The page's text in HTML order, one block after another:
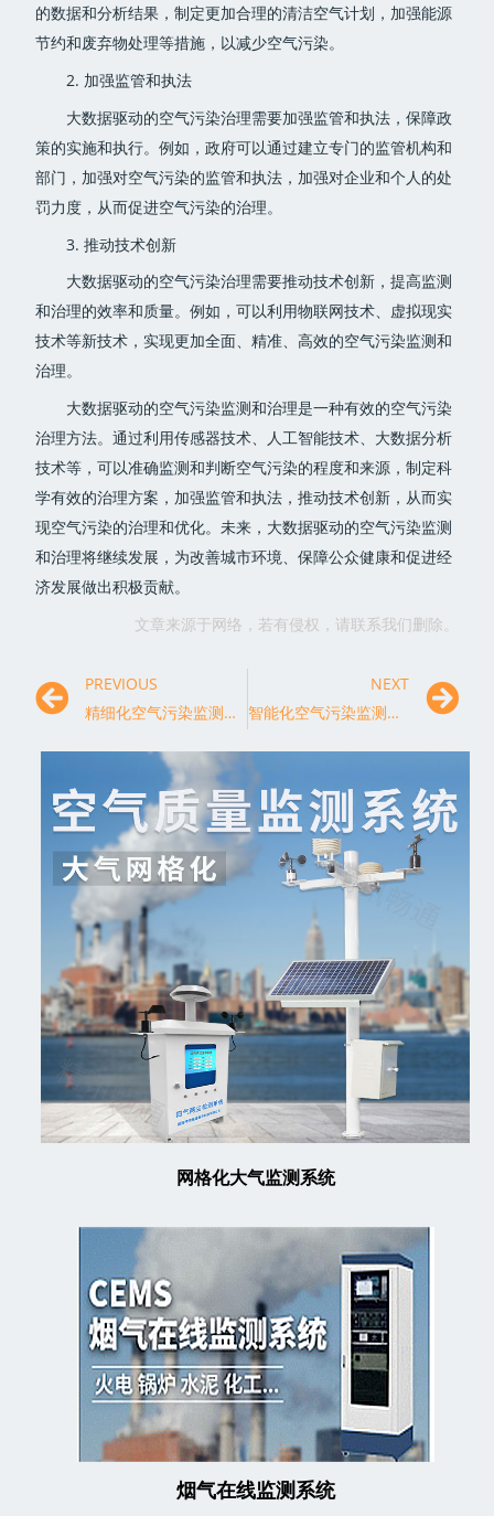
的数据和分析结果，制定更加合理的清洁空气计划，加强能源
节约和废弃物处理等措施，以减少空气污染。
2. 加强监管和执法
大数据驱动的空气污染治理需要加强监管和执法，保障政
策的实施和执行。例如，政府可以通过建立专门的监管机构和
部门，加强对空气污染的监管和执法，加强对企业和个人的处
罚力度，从而促进空气污染的治理。
3. 推动技术创新
大数据驱动的空气污染治理需要推动技术创新，提高监测
和治理的效率和质量。例如，可以利用物联网技术、虚拟现实
技术等新技术，实现更加全面、精准、高效的空气污染监测和
治理。
大数据驱动的空气污染监测和治理是一种有效的空气污染
治理方法。通过利用传感器技术、人工智能技术、大数据分析
技术等，可以准确监测和判断空气污染的程度和来源，制定科
学有效的治理方案，加强监管和执法，推动技术创新，从而实
现空气污染的治理和优化。未来，大数据驱动的空气污染监测
和治理将继续发展，为改善城市环境、保障公众健康和促进经
济发展做出积极贡献。
文章来源于网络，若有侵权，请联系我们删除。
PREVIOUS
精细化空气污染监测：促进健康城市发展
NEXT
智能化空气污染监测系统的应用与前景
网格化大气监测系统
烟气在线监测系统